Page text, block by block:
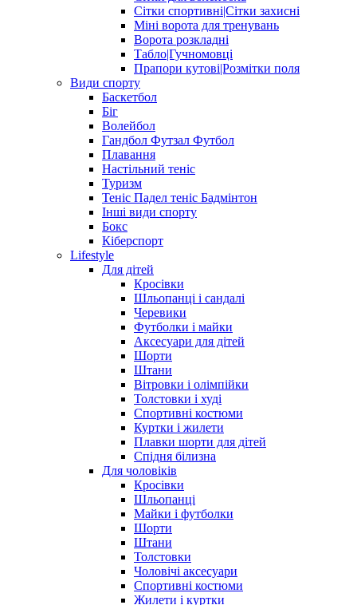
Сітки спортивні|Cітки захисні
Міні ворота для тренувань
Ворота розкладні
Табло|Гучномовці
Прапори кутові|Розмітки поля
Види спорту
Баскетбол
Біг
Волейбол
Гандбол Футзал Футбол
Плавання
Настільний теніс
Туризм
Теніс Падел теніс Бадмінтон
Інші види спорту
Бокс
Кіберспорт
Lifestyle
Для дітей
Кросівки
Шльопанці і сандалі
Черевики
Футболки і майки
Аксесуари для дітей
Шорти
Штани
Вітровки і олімпійки
Толстовки і худі
Спортивні костюми
Куртки і жилети
Плавки шорти для дітей
Спідня білизна
Для чоловіків
Кросівки
Шльопанці
Майки і футболки
Шорти
Штани
Толстовки
Чоловічі аксесуари
Спортивні костюми
Жилети і куртки